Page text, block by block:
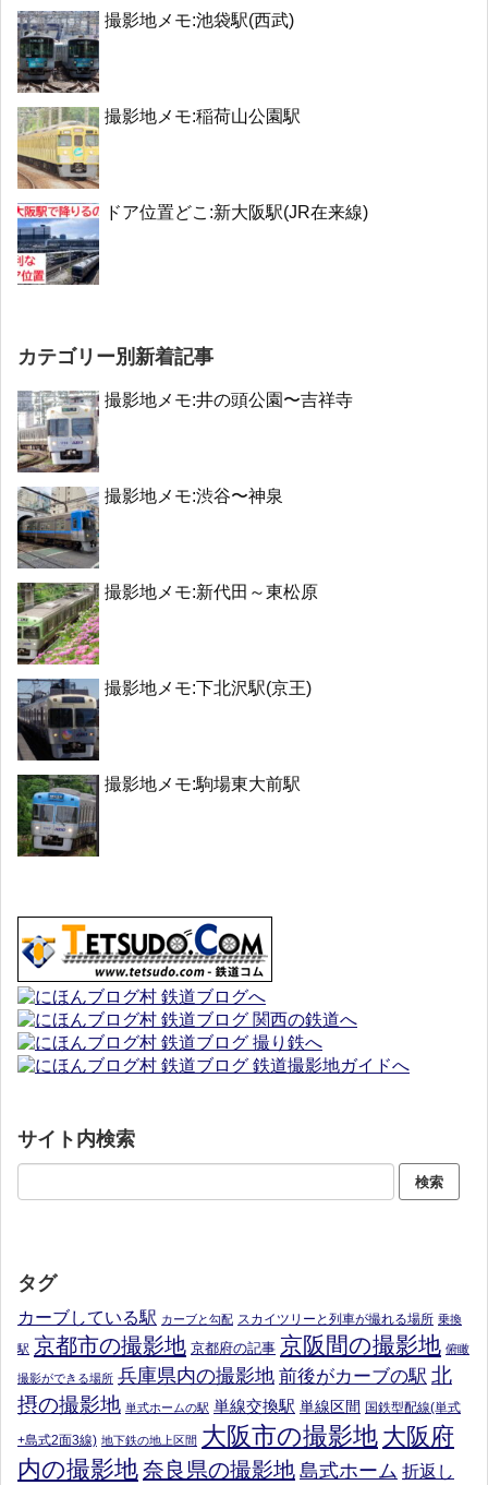
撮影地メモ:池袋駅(西武)
撮影地メモ:稲荷山公園駅
ドア位置どこ:新大阪駅(JR在来線)
カテゴリー別新着記事
撮影地メモ:井の頭公園〜吉祥寺
撮影地メモ:渋谷〜神泉
撮影地メモ:新代田～東松原
撮影地メモ:下北沢駅(京王)
撮影地メモ:駒場東大前駅
サイト内検索
タグ
カーブしている駅 カーブと勾配 スカイツリーと列車が撮れる場所 乗換
駅 京都市の撮影地 京都府の記事 京阪間の撮影地 俯瞰
撮影ができる場所 兵庫県内の撮影地 前後がカーブの駅 北
摂の撮影地 単式ホームの駅 単線交換駅 単線区間 国鉄型配線(単式
+島式2面3線) 地下鉄の地上区間 大阪市の撮影地 大阪府
内の撮影地奈良県の撮影地 島式ホーム 折返し